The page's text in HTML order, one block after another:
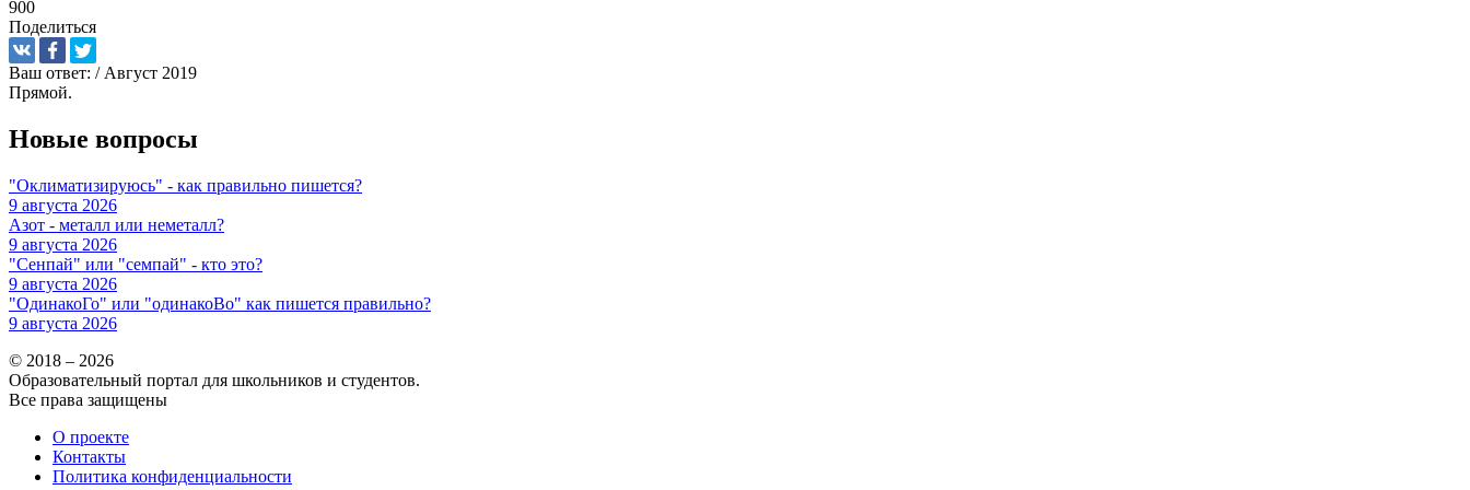
900
Поделиться
Ваш ответ: / Август 2019
Прямой.
Новые вопросы
"Оклиматизируюсь" - как правильно пишется?
9 августа 2026
Азот - металл или неметалл?
9 августа 2026
"Сенпай" или "семпай" - кто это?
9 августа 2026
"ОдинакоГо" или "одинакоВо" как пишется правильно?
9 августа 2026
© 2018 – 2026
Образовательный портал для школьников и студентов.
Все права защищены
О проекте
Контакты
Политика конфиденциальности